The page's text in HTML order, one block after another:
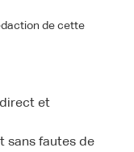
de cette
et
sans fautes de